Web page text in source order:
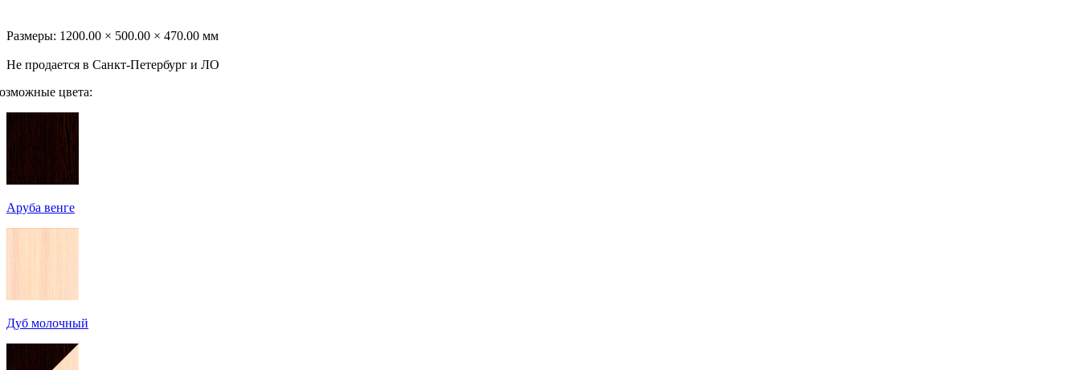
Размеры: 1200.00 × 500.00 × 470.00 мм
Не продается в Санкт-Петербург и ЛО
цвета:
Аруба венге
Дуб молочный